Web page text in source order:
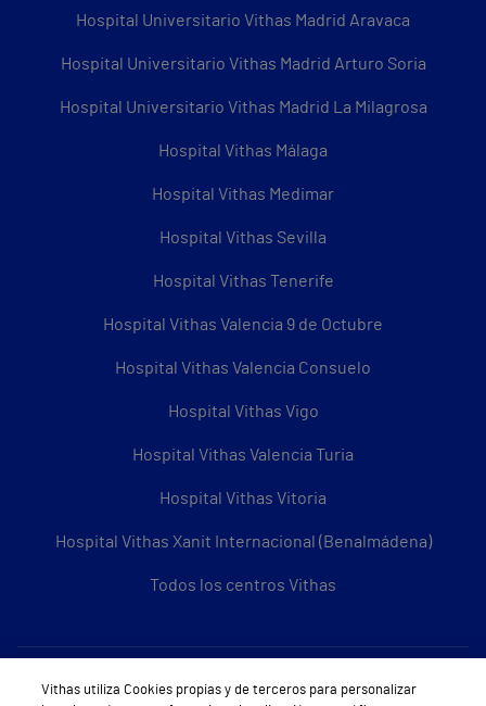
Hospital Universitario Vithas Madrid Aravaca
Hospital Universitario Vithas Madrid Arturo Soria
Hospital Universitario Vithas Madrid La Milagrosa
Hospital Vithas Málaga
Hospital Vithas Medimar
Hospital Vithas Sevilla
Hospital Vithas Tenerife
Hospital Vithas Valencia 9 de Octubre
Hospital Vithas Valencia Consuelo
Hospital Vithas Vigo
Hospital Vithas Valencia Turia
Hospital Vithas Vitoria
Hospital Vithas Xanit Internacional (Benalmádena)
Todos los centros Vithas
Sobre Vithas
Vithas utiliza Cookies propias y de terceros para personalizar